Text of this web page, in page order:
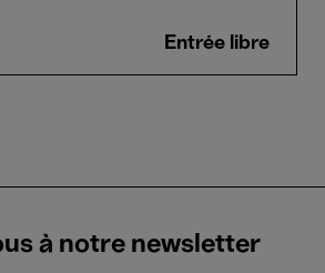
Entrée libre
à notre newsletter